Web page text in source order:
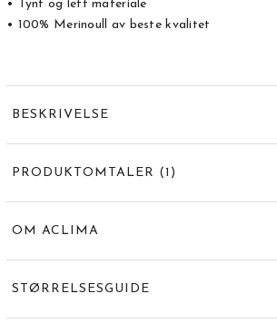
• Tynt og lett materiale
• 100% Merinoull av beste kvalitet
BESKRIVELSE
PRODUKTOMTALER (1 )
OM ACLIMA
STØRRELSESGUIDE